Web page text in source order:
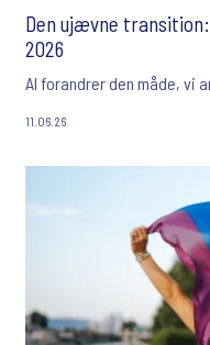
Den ujævne
2026
AI forandrer den måde, vi
11.06.26